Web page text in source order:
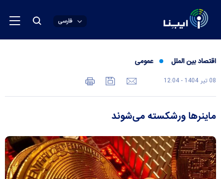
فارسی
اقتصاد بین الملل عمومی
08 تير 1404 - 12:04
ماینر‌ها ورشکسته می‌شوند